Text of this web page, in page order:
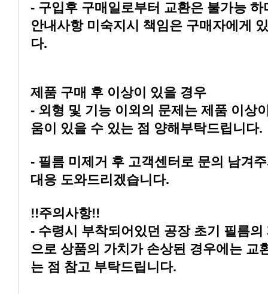
다.
제품 구매 후 이상이 있을 경우
움이 있을 수 있는 점 양해부탁드립니다.
대응 도와드리겠습니다.
!!주의사항!!
는 점 참고 부탁드립니다.